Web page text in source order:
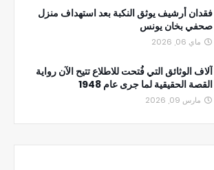
فقدان أرشيف يوثق النكبة بعد استهداف منزل
صحفي بخان يونس
ماي 06, 2026
آلاف الوثائق التي فُتحت للاطلاع تتيح الآن رواية
القصة الحقيقية لما جرى عام 1948
مارس 09, 2026